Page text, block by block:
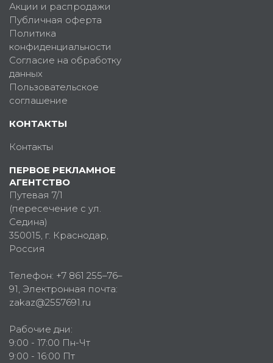
Акции и распродажи
Публичная оферта
Политика
конфиденциальности
Согласие на обработку
данных
Пользовательское
соглашение
КОНТАКТЫ
Контакты
ПЕРВОЕ РЕКЛАМНОЕ
АГЕНТСТВО
Путевая 7/1
(пересечение с ул.
Седина)
350015, г. Краснодар,
Россия
Телефон: +7 861 255–76–
91, Электронная почта:
zakaz@2557691.ru
Рабочие дни:
9:00 - 17:00 Пн-Чт
9:00 - 16:00 Пт